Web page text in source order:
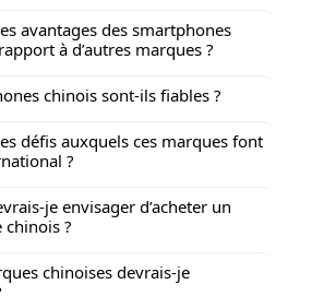
avantages des smartphones
à d’autres marques ?
chinois sont-ils fiables ?
défis auxquels ces marques font
?
je envisager d’acheter un
?
chinoises devrais-je